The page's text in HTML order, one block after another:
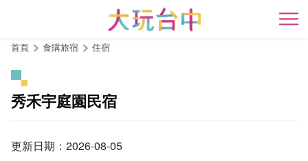
開
首頁 食購旅宿 住宿
秀禾宇庭園民宿
更新日期：2026-08-05